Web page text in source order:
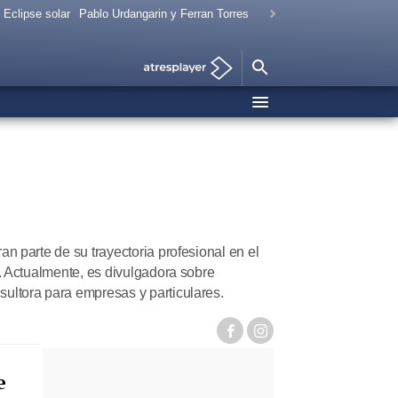
Eclipse solar Pablo Urdangarin y Ferran Torres
parte de su trayectoria profesional en el
es divulgadora sobre
para empresas y particulares.
facebookinstagram